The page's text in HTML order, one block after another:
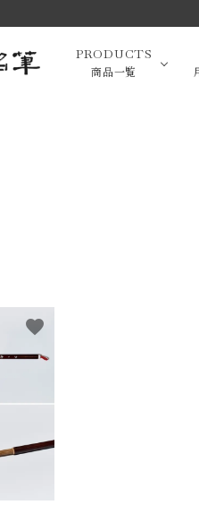
PRODUCTS
商品一覧
favorite